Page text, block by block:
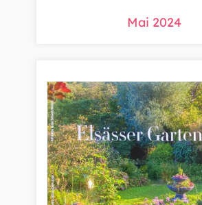
Mai 2024